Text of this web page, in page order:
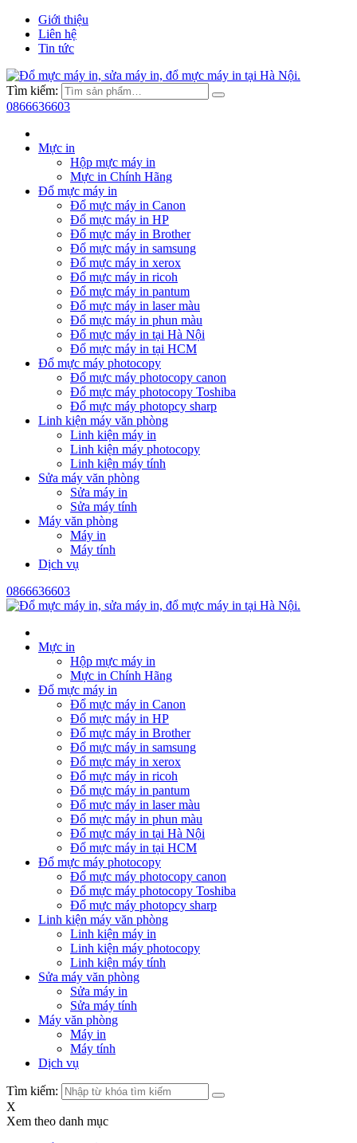
Giới thiệu
Liên hệ
Tin tức
Tìm kiếm:
0866636603
Mực in
Hộp mực máy in
Mực in Chính Hãng
Đổ mực máy in
Đổ mực máy in Canon
Đổ mực máy in HP
Đổ mực máy in Brother
Đổ mực máy in samsung
Đổ mực máy in xerox
Đổ mực máy in ricoh
Đổ mực máy in pantum
Đổ mực máy in laser màu
Đổ mực máy in phun màu
Đổ mực máy in tại Hà Nội
Đổ mực máy in tại HCM
Đổ mực máy photocopy
Đổ mực máy photocopy canon
Đổ mực máy photocopy Toshiba
Đổ mực máy photopcy sharp
Linh kiện máy văn phòng
Linh kiện máy in
Linh kiện máy photocopy
Linh kiện máy tính
Sửa máy văn phòng
Sửa máy in
Sửa máy tính
Máy văn phòng
Máy in
Máy tính
Dịch vụ
0866636603
Mực in
Hộp mực máy in
Mực in Chính Hãng
Đổ mực máy in
Đổ mực máy in Canon
Đổ mực máy in HP
Đổ mực máy in Brother
Đổ mực máy in samsung
Đổ mực máy in xerox
Đổ mực máy in ricoh
Đổ mực máy in pantum
Đổ mực máy in laser màu
Đổ mực máy in phun màu
Đổ mực máy in tại Hà Nội
Đổ mực máy in tại HCM
Đổ mực máy photocopy
Đổ mực máy photocopy canon
Đổ mực máy photocopy Toshiba
Đổ mực máy photopcy sharp
Linh kiện máy văn phòng
Linh kiện máy in
Linh kiện máy photocopy
Linh kiện máy tính
Sửa máy văn phòng
Sửa máy in
Sửa máy tính
Máy văn phòng
Máy in
Máy tính
Dịch vụ
Tìm kiếm:
X
Xem theo danh mục